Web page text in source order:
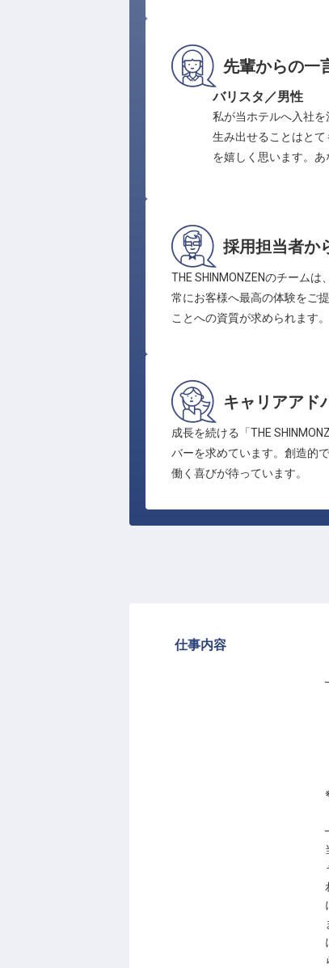
先輩からの一
バリスタ／男性
私が当ホテルへ入社
生み出せることはと
を嬉しく思います。あ
採用担当者か
THE SHINMONZENのチーム
常にお客様へ最高の体験をご
ことへの資質が求められます。
キャリアアド
成長を続ける「THE
バーを求めています。創造的
働く喜びが待っています。
仕事内容